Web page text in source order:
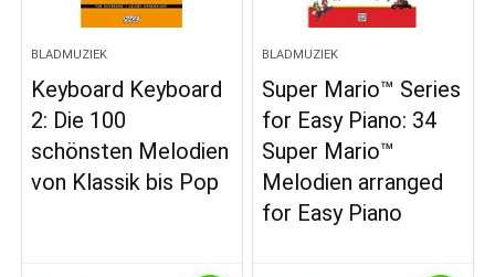
BLADMUZIEK
Keyboard Keyboard
2: Die 100
schönsten Melodien
von Klassik bis Pop
BLADMUZIEK
Super Mario™ Series
for Easy Piano: 34
Super Mario™
Melodien arranged
for Easy Piano